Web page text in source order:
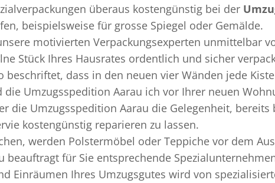
überaus kostengünstig bei der
beispielsweise für grosse Spiegel oder Gemälde.
motivierten Verpackungsexperten unmittelbar
Stück Ihres Hausrates ordentlich und sicher
beschriftet, dass in den neuen vier Wänden jede
Umzugsspedition Aarau ich vor Ihrer neuen
die Umzugsspedition Aarau die Gelegenheit,
kostengünstig reparieren zu lassen.
werden Polstermöbel oder Teppiche vor dem
beauftragt für Sie entsprechende
Einräumen Ihres Umzugsgutes wird von